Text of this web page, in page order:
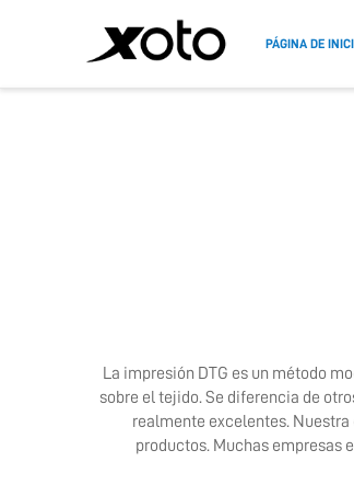
PÁGINA DE
La impresión DTG es un método
sobre el tejido. Se diferencia de
realmente excelentes.
productos. Muchas empresas